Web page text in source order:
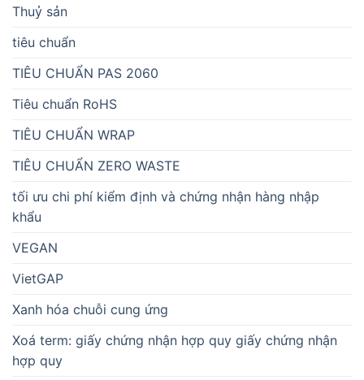
Thuỷ sản
tiêu chuẩn
TIÊU CHUẨN PAS 2060
Tiêu chuẩn RoHS
TIÊU CHUẨN WRAP
TIÊU CHUẨN ZERO WASTE
tối ưu chi phí kiểm định và chứng nhận hàng nhập
khẩu
VEGAN
VietGAP
Xanh hóa chuỗi cung ứng
Xoá term: giấy chứng nhận hợp quy giấy chứng nhận
hợp quy